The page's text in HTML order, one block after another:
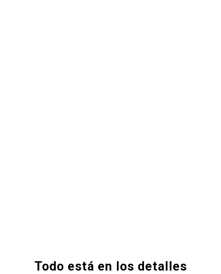
Todo está en los detalles